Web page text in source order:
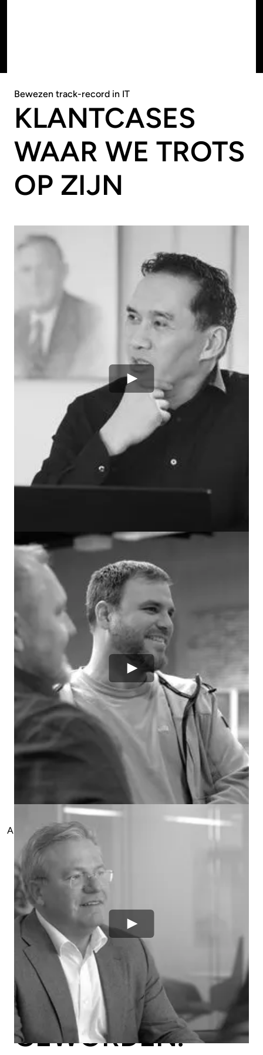
Bewezen track-record in IT
KLANTCASES
WAAR WE TROTS
OP ZIJN
"INNVOLVE KAN
ONZE KEY-
USERS VLOT
OVERTUIGEN
VAN HET NUT EN
DE NOODZAAK
VAN DE
TRANSITIE."
Abi Merfol,Projectmanager
"MET CISO-AS-A-
SERVICE IS IT
EEN MEER
ORGANISATIE-
GEDRAGEN
GEHEEL
GEWORDEN."